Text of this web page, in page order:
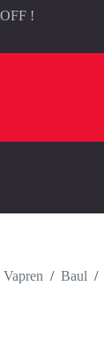
!
Vapren / Baul /